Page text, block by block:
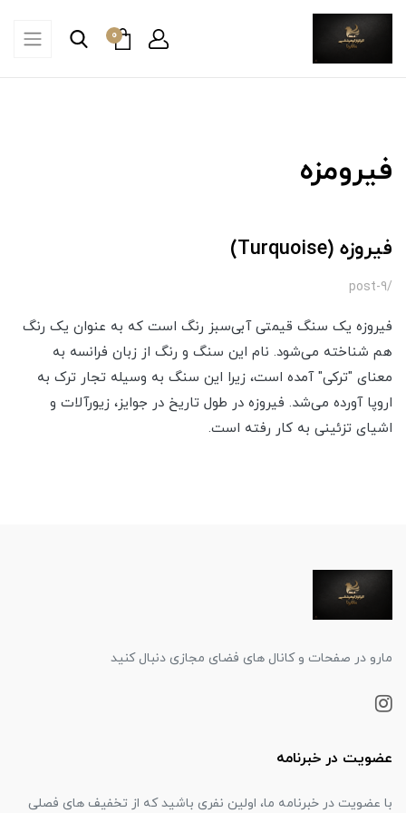
0
فیرومزه
فیروزه (Turquoise)
/post-9
فیروزه یک سنگ قیمتی آبی‌سبز رنگ است که به عنوان یک رنگ
هم شناخته می‌شود. نام این سنگ و رنگ از زبان فرانسه به
معنای "ترکی" آمده است، زیرا این سنگ به وسیله تجار ترک به
اروپا آورده می‌شد. فیروزه در طول تاریخ در جوایز، زیورآلات و
اشیای تزئینی به کار رفته است.
مارو در صفحات و کانال های فضای مجازی دنبال کنید
عضویت در خبرنامه
با عضویت در خبرنامه ما، اولین نفری باشید که از تخفیف های فصلی